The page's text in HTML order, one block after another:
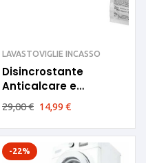
LAVASTOVIGLIE INCASSO
Disincrostante
Anticalcare e
Sgrassante per
lavatrice e
lavastoviglie
29,00€ 14,99€
-22%